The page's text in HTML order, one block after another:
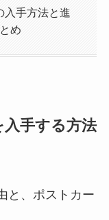
入手方法と進
め
手する方法
と、ポストカー